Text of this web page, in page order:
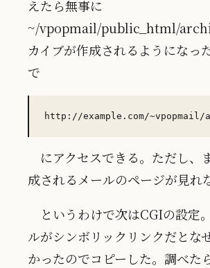
えたら無事に
~/vpopmail/public_html/
カイブが作成されるようになっ
で
にアクセスできる。ただし、
成されるメールのページが見れ
というわけで次はCGIの設定
ルがシンボリックリンクだとな
かったのでコピーした。調べた